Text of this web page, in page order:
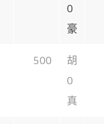
0
豪
500
胡
0
真